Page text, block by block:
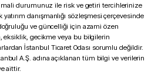
mali durumunuz ile risk ve getiri tercihlerinize
danışmanlığı sözleşmesi çerçevesinde
ve güncelliği için azami özen
eksiklik, gecikme veya bu bilgilerin
İstanbul Ticaret Odası sorumlu değildir.
A.Ş. adına açıklanan tüm bilgi ve verilerin
aittir.